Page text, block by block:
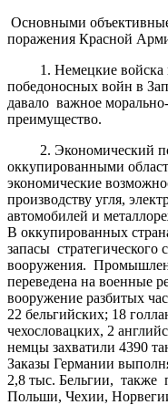
Основными
поражения Красной
1. Немецкие войска
победоносных войн в
давало важное
преимущество.
2. Экономический
оккупированными
экономические
производству угля,
автомобилей и
В оккупированных
запасы стратегического
вооружения.
переведена на военные
вооружение разбитых
22 бельгийских; 18
чехословацких, 2
немцы захватили 4390
Заказы Германии
2,8 тыс. Бельгии, также
Польши, Чехии,